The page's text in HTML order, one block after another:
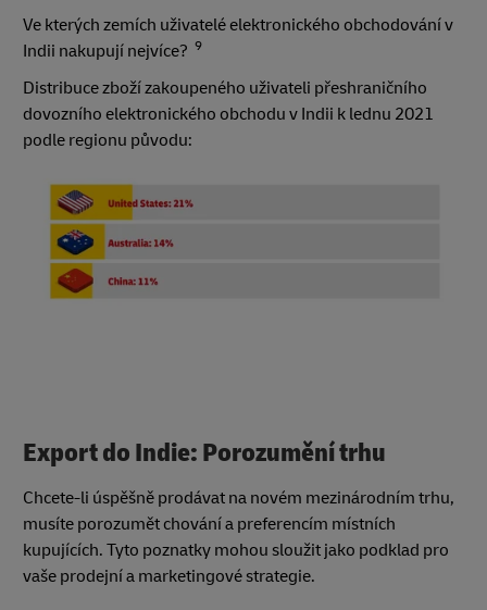
Ve kterých zemích uživatelé elektronického obchodování v
Indii nakupují nejvíce? 9
Distribuce zboží zakoupeného uživateli přeshraničního
dovozního elektronického obchodu v Indii k lednu 2021
podle regionu původu:
Export do Indie: Porozumění trhu
Chcete-li úspěšně prodávat na novém mezinárodním trhu,
musíte porozumět chování a preferencím místních
kupujících. Tyto poznatky mohou sloužit jako podklad pro
vaše prodejní a marketingové strategie.